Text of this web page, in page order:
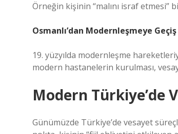
Örneğin kişinin “malını israf etmesi”
Osmanlı’dan Modernleşmeye Geçiş
19. yüzyılda modernleşme
modern hastanelerin kurulması,
Modern Türkiye’de
Günümüzde Türkiye’de vesayet